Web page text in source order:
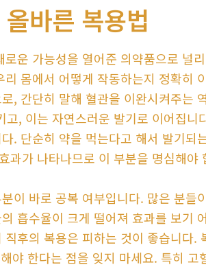
바른 복용법
운 가능성을 열어준 의약품으로 널
몸에서 어떻게 작동하는지 정확히
, 간단히 말해 혈관을 이완시켜주는
, 이는 자연스러운 발기로 이어집니
. 단순히 약을 먹는다고 해서 발기되
과가 나타나므로 이 부분을 명심해야
이 바로 공복 여부입니다. 많은 분들
흡수율이 크게 떨어져 효과를 보기
후의 복용은 피하는 것이 좋습니다.
야 한다는 점을 잊지 마세요. 특히 고